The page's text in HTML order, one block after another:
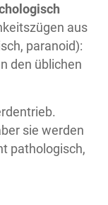
aus
paranoid):
den üblichen
sie werden
pathologisch,